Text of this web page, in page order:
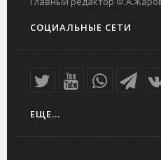
СОЦИАЛЬНЫЕ СЕТИ
ЕЩЕ...